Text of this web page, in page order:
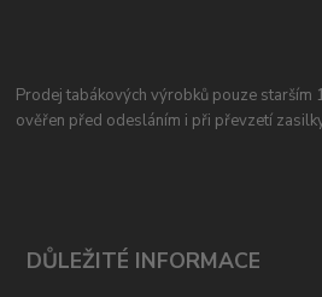
Prodej tabákových výrobků pouze starším
ověřen před odesláním i při převzetí
DŮLEŽITÉ INFORMACE